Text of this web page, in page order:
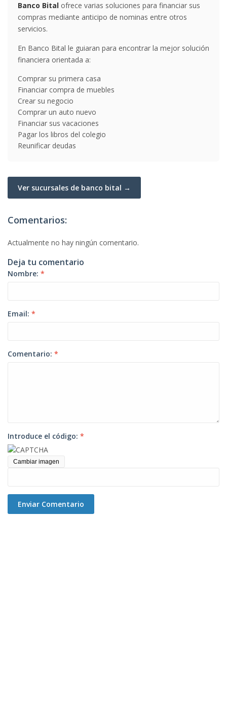
Banco Bital ofrece varias soluciones para financiar sus
compras mediante anticipo de nominas entre otros
servicios.
En Banco Bital le guiaran para encontrar la mejor solución
financiera orientada a:
Comprar su primera casa
Financiar compra de muebles
Crear su negocio
Comprar un auto nuevo
Financiar sus vacaciones
Pagar los libros del colegio
Reunificar deudas
Ver sucursales de banco bital →
Comentarios:
Actualmente no hay ningún comentario.
Deja tu comentario
Nombre: *
Email: *
Comentario: *
Introduce el código: *
Cambiar imagen
Enviar Comentario